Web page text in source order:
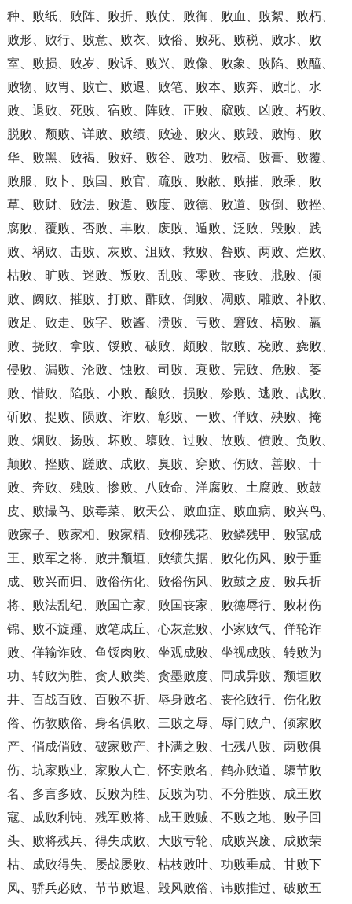
种、败纸、败阵、败折、败仗、败御、败血、败絮、败朽、
败形、败行、败意、败衣、败俗、败死、败税、败水、败
室、败损、败岁、败诉、败兴、败像、败象、败陷、败醯、
败物、败胃、败亡、败退、败笔、败本、败奔、败北、水
败、退败、死败、宿败、阵败、正败、窳败、凶败、朽败、
脱败、颓败、详败、败绩、败迹、败火、败毁、败悔、败
华、败黑、败褐、败好、败谷、败功、败槁、败膏、败覆、
败服、败卜、败国、败官、疏败、败敝、败摧、败乘、败
草、败财、败法、败遁、败度、败德、败道、败倒、败挫、
腐败、覆败、否败、丰败、废败、遁败、泛败、毁败、践
败、祸败、击败、灰败、沮败、救败、咎败、两败、烂败、
枯败、旷败、迷败、叛败、乱败、零败、丧败、戕败、倾
败、阙败、摧败、打败、酢败、倒败、凋败、雕败、补败、
败足、败走、败字、败酱、溃败、亏败、窘败、槁败、羸
败、挠败、拿败、馁败、破败、颇败、散败、桡败、娆败、
侵败、漏败、沦败、蚀败、司败、衰败、完败、危败、萎
败、惜败、陷败、小败、酸败、损败、殄败、逃败、战败、
斫败、捉败、陨败、诈败、彰败、一败、佯败、殃败、掩
败、烟败、扬败、坏败、隳败、过败、故败、偾败、负败、
颠败、挫败、蹉败、成败、臭败、穿败、伤败、善败、十
败、奔败、残败、惨败、八败命、洋腐败、土腐败、败鼓
皮、败撮鸟、败毒菜、败天公、败血症、败血病、败兴鸟、
败家子、败家相、败家精、败柳残花、败鳞残甲、败寇成
王、败军之将、败井颓垣、败绩失据、败化伤风、败于垂
成、败兴而归、败俗伤化、败俗伤风、败鼓之皮、败兵折
将、败法乱纪、败国亡家、败国丧家、败德辱行、败材伤
锦、败不旋踵、败笔成丘、心灰意败、小家败气、佯轮诈
败、佯输诈败、鱼馁肉败、坐观成败、坐视成败、转败为
功、转败为胜、贪人败类、贪墨败度、同成异败、颓垣败
井、百战百败、百败不折、辱身败名、丧伦败行、伤化败
俗、伤教败俗、身名俱败、三败之辱、辱门败户、倾家败
产、俏成俏败、破家败产、扑满之败、七残八败、两败俱
伤、坑家败业、家败人亡、怀安败名、鹤亦败道、隳节败
名、多言多败、反败为胜、反败为功、不分胜败、成王败
寇、成败利钝、残军败将、成王败贼、不败之地、败子回
头、败将残兵、得失成败、大败亏轮、成败兴废、成败荣
枯、成败得失、屡战屡败、枯枝败叶、功败垂成、甘败下
风、骄兵必败、节节败退、毁风败俗、讳败推过、破败五